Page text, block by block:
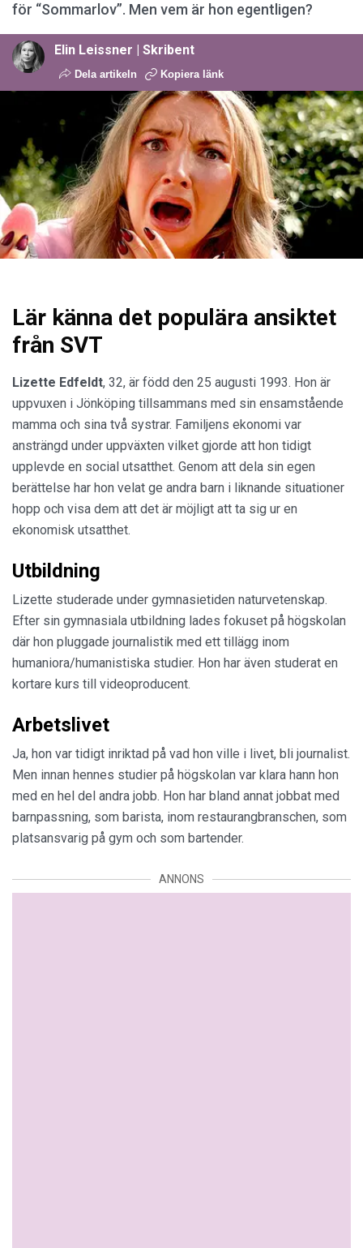
för “Sommarlov”. Men vem är hon egentligen?
Elin Leissner | Skribent
Dela artikeln Kopiera länk
Lär känna det populära ansiktet
från SVT
Lizette Edfeldt, 32, är född den 25 augusti 1993. Hon är
uppvuxen i Jönköping tillsammans med sin ensamstående
mamma och sina två systrar. Familjens ekonomi var
ansträngd under uppväxten vilket gjorde att hon tidigt
upplevde en social utsatthet. Genom att dela sin egen
berättelse har hon velat ge andra barn i liknande situationer
hopp och visa dem att det är möjligt att ta sig ur en
ekonomisk utsatthet.
Utbildning
Lizette studerade under gymnasietiden naturvetenskap.
Efter sin gymnasiala utbildning lades fokuset på högskolan
där hon pluggade journalistik med ett tillägg inom
humaniora/humanistiska studier. Hon har även studerat en
kortare kurs till videoproducent.
Arbetslivet
Ja, hon var tidigt inriktad på vad hon ville i livet, bli journalist.
Men innan hennes studier på högskolan var klara hann hon
med en hel del andra jobb. Hon har bland annat jobbat med
barnpassning, som barista, inom restaurangbranschen, som
platsansvarig på gym och som bartender.
ANNONS